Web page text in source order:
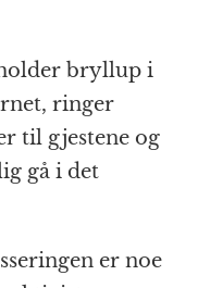
bryllup i
ringer
til gjestene og
gå i det
er noe